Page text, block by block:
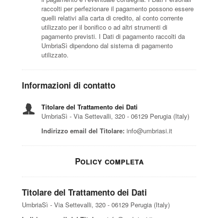
raccolti per perfezionare il pagamento possono essere
quelli relativi alla carta di credito, al conto corrente
utilizzato per il bonifico o ad altri strumenti di
pagamento previsti. I Dati di pagamento raccolti da
UmbriaSì dipendono dal sistema di pagamento
utilizzato.
Informazioni di contatto
Titolare del Trattamento dei Dati
UmbriaSì - Via Settevalli, 320 - 06129 Perugia (Italy)
Indirizzo email del Titolare: info@umbriasi.it
Policy completa
Titolare del Trattamento dei Dati
UmbriaSì - Via Settevalli, 320 - 06129 Perugia (Italy)